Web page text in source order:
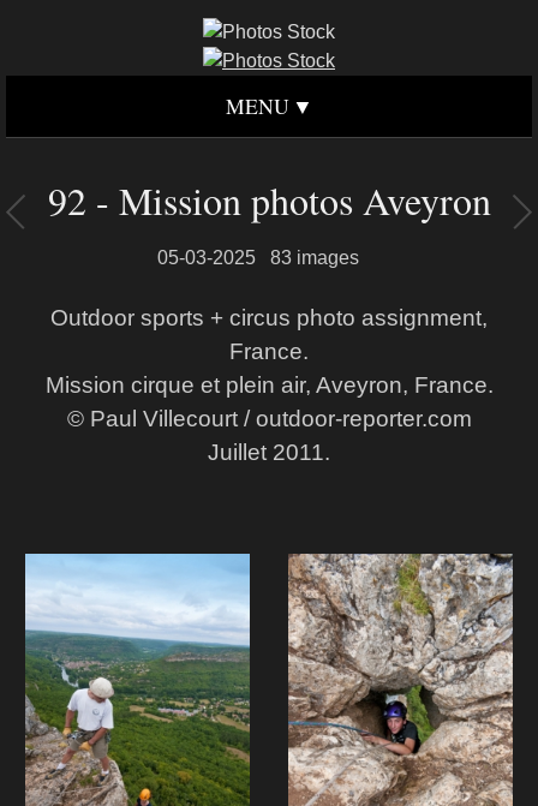
MENU
92 - Mission photos Aveyron
05-03-2025 83 images
Outdoor sports + circus photo assignment,
France.
Mission cirque et plein air, Aveyron, France.
© Paul Villecourt / outdoor-reporter.com
Juillet 2011.